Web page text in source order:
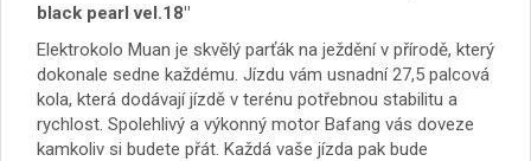
black pearl vel.18″
Elektrokolo Muan je skvělý parťák na ježdění v přírodě, který
dokonale sedne každému. Jízdu vám usnadní 27,5 palcová
kola, která dodávají jízdě v terénu potřebnou stabilitu a
rychlost. Spolehlivý a výkonný motor Bafang vás doveze
kamkoliv si budete přát. Každá vaše jízda pak bude